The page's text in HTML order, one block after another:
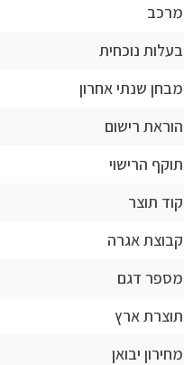
מרכב
בעלות נוכחית
מבחן שנתי אחרון
הוראת רישום
תוקף הרישוי
קוד תוצר
קבוצת אגרה
מספר דגם
תוצרת ארץ
מחירון יבואן